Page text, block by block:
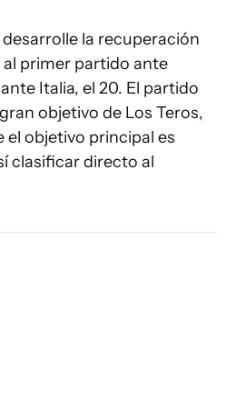
la recuperación
al primer partido ante
Italia, el 20. El partido
objetivo de Los Teros,
el objetivo principal es
clasificar directo al